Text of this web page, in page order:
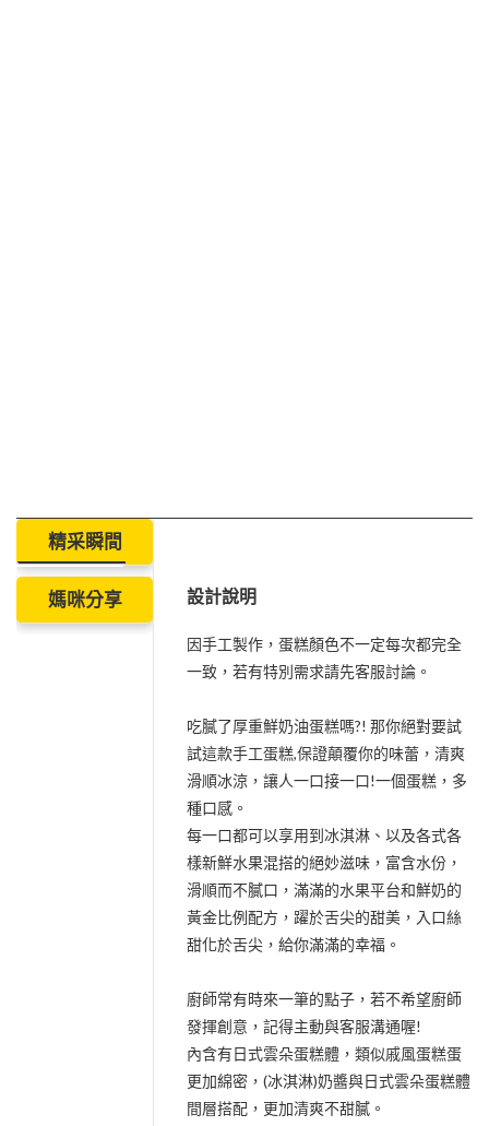
精采瞬間
媽咪分享 設計說明
因手工製作，蛋糕顏色不一定每次都完全
一致，若有特別需求請先客服討論。
吃膩了厚重鮮奶油蛋糕嗎?! 那你絕對要試
試這款手工蛋糕,保證顛覆你的味蕾，清爽
滑順冰涼，讓人一口接一口!一個蛋糕，多
種口感。
每一口都可以享用到冰淇淋、以及各式各
樣新鮮水果混搭的絕妙滋味，富含水份，
滑順而不膩口，滿滿的水果平台和鮮奶的
黃金比例配方，躍於舌尖的甜美，入口絲
甜化於舌尖，給你滿滿的幸福。
廚師常有時來一筆的點子，若不希望廚師
發揮創意，記得主動與客服溝通喔!
內含有日式雲朵蛋糕體，類似戚風蛋糕蛋
更加綿密，(冰淇淋)奶醬與日式雲朵蛋糕體
間層搭配，更加清爽不甜膩。